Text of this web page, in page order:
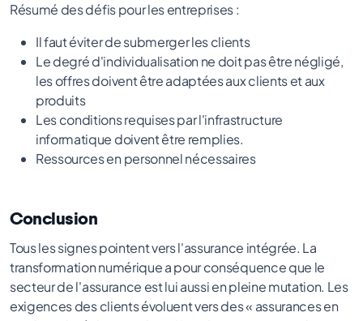
Résumé des défis pour les entreprises :
Il faut éviter de submerger les clients
Le degré d'individualisation ne doit pas être négligé,
les offres doivent être adaptées aux clients et aux
produits
Les conditions requises par l'infrastructure
informatique doivent être remplies.
Ressources en personnel nécessaires
Conclusion
Tous les signes pointent vers l'assurance intégrée. La
transformation numérique a pour conséquence que le
secteur de l'assurance est lui aussi en pleine mutation. Les
exigences des clients évoluent vers des « assurances en